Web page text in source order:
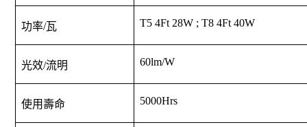
功率/瓦 T5 4Ft 28W ; T8 4Ft 40W
光效/流明 60lm/W
使用壽命 5000Hrs